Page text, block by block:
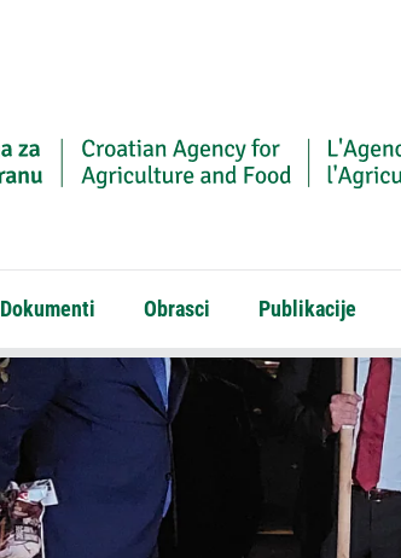
Dokumenti Obrasci Publikacije